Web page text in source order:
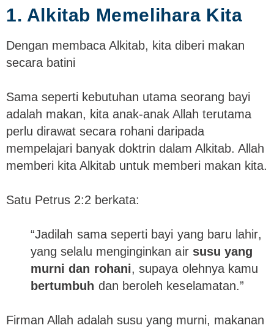
1. Alkitab Memelihara Kita
Dengan membaca Alkitab, kita diberi makan
secara batini
Sama seperti kebutuhan utama seorang bayi
adalah makan, kita anak-anak Allah terutama
perlu dirawat secara rohani daripada
mempelajari banyak doktrin dalam Alkitab. Allah
memberi kita Alkitab untuk memberi makan kita.
Satu Petrus 2:2 berkata:
“Jadilah sama seperti bayi yang baru lahir,
yang selalu menginginkan air susu yang
murni dan rohani, supaya olehnya kamu
bertumbuh dan beroleh keselamatan.”
Firman Allah adalah susu yang murni, makanan